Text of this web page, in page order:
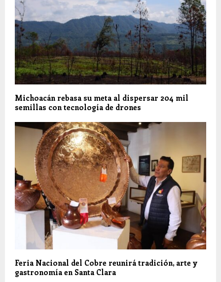
Michoacán rebasa su meta al dispersar 204 mil
semillas con tecnología de drones
Feria Nacional del Cobre reunirá tradición, arte y
gastronomía en Santa Clara